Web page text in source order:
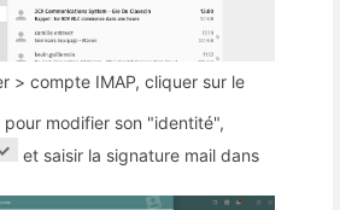
> compte IMAP, cliquer sur le
pour modifier son "identité",
et saisir la signature mail dans